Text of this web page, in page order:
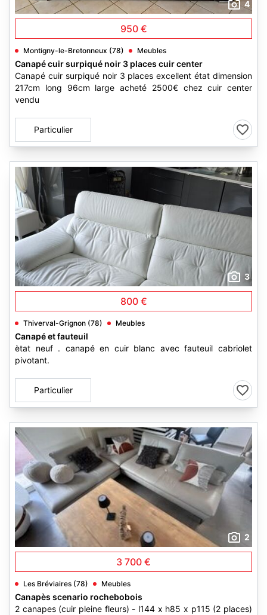
4
950 €
Montigny-le-Bretonneux (78) Meubles
Canapé cuir surpiqué noir 3 places cuir center
Canapé cuir surpiqué noir 3 places excellent état dimension
217cm long 96cm large acheté 2500€ chez cuir center
vendu
Particulier
3
800 €
Thiverval-Grignon (78) Meubles
Canapé et fauteuil
ètat neuf . canapé en cuir blanc avec fauteuil cabriolet
pivotant.
Particulier
2
3 700 €
Les Bréviaires (78) Meubles
Canapès scenario rochebobois
2 canapes (cuir pleine fleurs) - l144 x h85 x p115 (2 places)